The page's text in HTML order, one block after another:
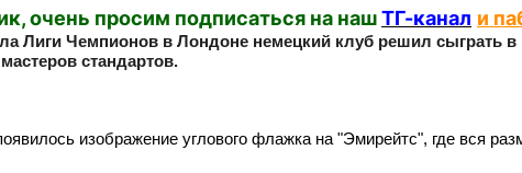
очень просим подписаться на нашТГ-канал и
Лиги Чемпионов в Лондоне немецкий клуб решил сыграть в
стандартов.
изображение углового флажка на "Эмирейтс", где вся